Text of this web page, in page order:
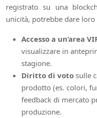
registrato su una
unicità, potrebbe dare
Accesso a un’area
visualizzare in
stagione.
Diritto di voto sulle
prodotto (es. colori,
feedback di mercato
produzione.